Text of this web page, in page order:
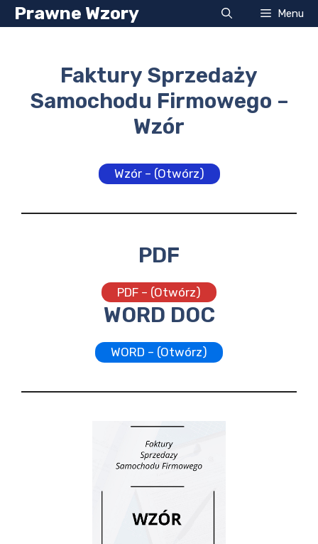
Przejdź
do
Prawne Wzory Menu
Faktury Sprzedaży
Samochodu Firmowego –
Wzór
Wzór – (Otwórz)
PDF
PDF – (Otwórz)
WORD DOC
WORD – (Otwórz)